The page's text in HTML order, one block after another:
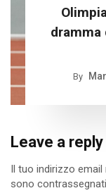
dramma
By
Leave a reply
Il tuo indirizzo
sono contrassegnati